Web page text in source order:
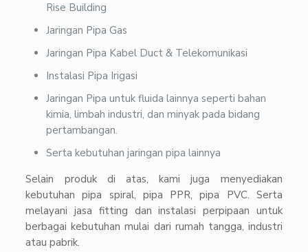
Rise Building
Jaringan Pipa Gas
Jaringan Pipa Kabel Duct & Telekomunikasi
Instalasi Pipa Irigasi
Jaringan Pipa untuk fluida lainnya seperti bahan
kimia, limbah industri, dan minyak pada bidang
pertambangan.
Serta kebutuhan jaringan pipa lainnya
Selain produk di atas, kami juga menyediakan
kebutuhan pipa spiral, pipa PPR, pipa PVC. Serta
melayani jasa fitting dan instalasi perpipaan untuk
berbagai kebutuhan mulai dari rumah tangga, industri
atau pabrik.